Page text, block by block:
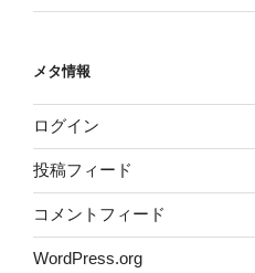
メタ情報
ログイン
投稿フィード
コメントフィード
WordPress.org